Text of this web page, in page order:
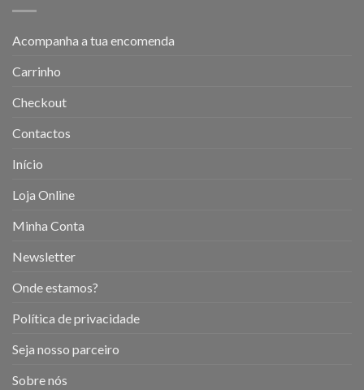
Acompanha a tua encomenda
Carrinho
Checkout
Contactos
Início
Loja Online
Minha Conta
Newsletter
Onde estamos?
Política de privacidade
Seja nosso parceiro
Sobre nós